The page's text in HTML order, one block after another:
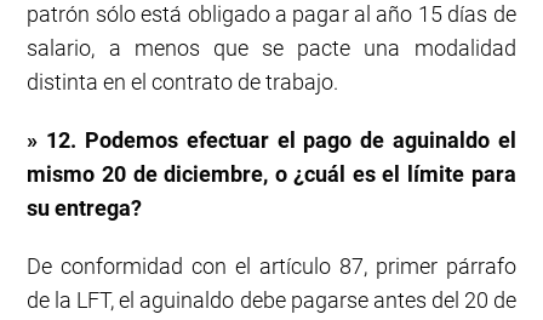
patrón sólo está obligado a pagar al año 15 días de
salario, a menos que se pacte una modalidad
distinta en el contrato de trabajo.
» 12. Podemos efectuar el pago de aguinaldo el
mismo 20 de diciembre, o ¿cuál es el límite para
su entrega?
De conformidad con el artículo 87, primer párrafo
de la LFT, el aguinaldo debe pagarse antes del 20 de